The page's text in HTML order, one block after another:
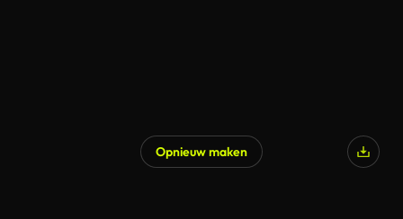
Opnieuw maken